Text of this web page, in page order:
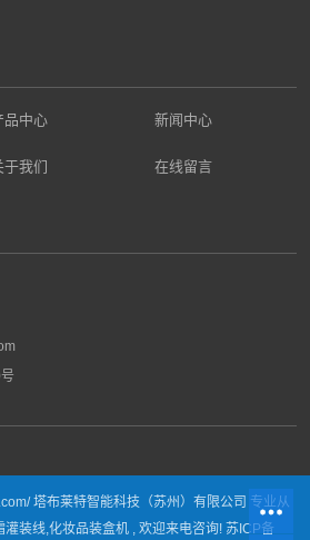
品中心 新闻中心
于我们 在线留言
塔布莱特智能科技（苏州）有限公司 专业从
灌装线,化妆品装盒机 , 欢迎来电咨询! 苏ICP备